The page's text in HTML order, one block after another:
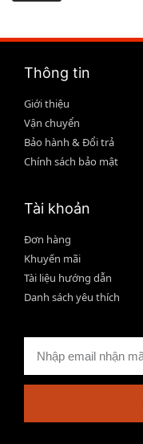
Thông tin
Giới thiệu
Vận chuyển
Bảo hành & Đổi trả
Chính sách bảo mật
Tài khoản
Đơn hàng
Khuyến mãi
Tài liệu hướng dẫn
Danh sách yêu thích